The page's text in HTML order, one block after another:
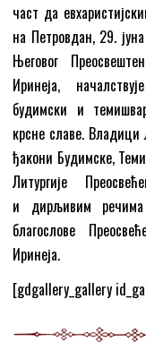
част да
на Петровдан, 29.
Његовог
Иринеја,
будимски и
крсне славе.
ђакони Будимске,
Литургије
и дирљивим
благослове
Иринеја.
[gdgallery_gallery